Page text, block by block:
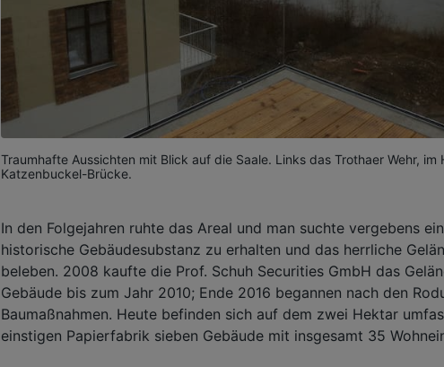
Traumhafte Aussichten mit Blick auf die Saale. Links das Trothaer Wehr, im
Katzenbuckel-Brücke.
In den Folgejahren ruhte das Areal und man suchte vergebens
historische Gebäudesubstanz zu erhalten und das herrliche
beleben. 2008 kaufte die Prof. Schuh Securities GmbH das
Gebäude bis zum Jahr 2010; Ende 2016 begannen nach den
Baumaßnahmen. Heute befinden sich auf dem zwei Hektar
einstigen Papierfabrik sieben Gebäude mit insgesamt 35